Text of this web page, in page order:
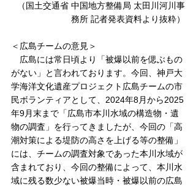
（国土交通省 中国地方整備局 太田川河川事
務所 記者発表資料より抜粋）
＜広島チームの意見＞
広島には常日頃より「被爆以前を偲ぶもの
がない」と言われております。今回、神戸大
学海洋文化遺産プロジェクト広島チームの市
民ボランティアとして、2024年8月から2025
年9月末まで「広島市本川水域の構造物・遺
物の調査」を行ってきましたが、今回の「高
潮対策による堤防の高さを上げる等の整備」
には、チームの調査対象であった本川水域が
含まれており、今回の整備によって、本川水
域に残る数少ない被爆当時・被爆以前の広島